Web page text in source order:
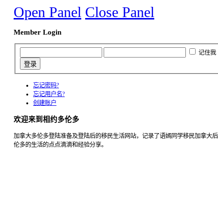
Open Panel Close Panel
Member Login
记住我
忘记密码?
忘记用户名?
创建账户
欢迎来到相约多伦多
加拿大多伦多登陆准备及登陆后的移民生活网站，记录了语嫣同学移民加拿大
伦多的生活的点点滴滴和经验分享。